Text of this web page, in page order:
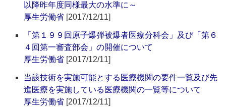
以降昨年度同様最大の水準に～
厚生労働省 [2017/12/11]
「第１９９回原子爆弾被爆者医療分科会」及び「第６
４回第一審査部会」の開催について
厚生労働省 [2017/12/11]
当該技術を実施可能とする医療機関の要件一覧及び先
進医療を実施している医療機関の一覧等について
厚生労働省 [2017/12/11]